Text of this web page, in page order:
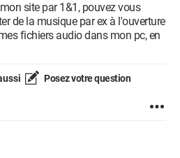
site par 1&1, pouvez vous
de la musique par ex à l'ouverture
fichiers audio dans mon pc, en
Posez votre question